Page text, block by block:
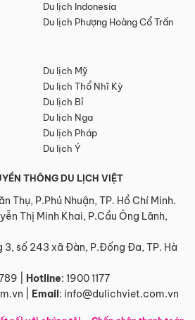
Du lịch Indonesia
Du lịch Phượng Hoàng Cổ Trấn
Du lịch Mỹ
Du lịch Thổ Nhĩ Kỳ
Du lịch Bỉ
Du lịch Nga
Du lịch Pháp
Du lịch Ý
THÔNG DU LỊCH VIỆT
Thụ, P.Phú Nhuận, TP. Hồ Chí Minh.
Thị Minh Khai, P.Cầu Ông Lãnh,
3, số 243 xã Đàn, P.Đống Đa, TP. Hà
Hotline: 1900 1177
Email: info@dulichviet.com.vn